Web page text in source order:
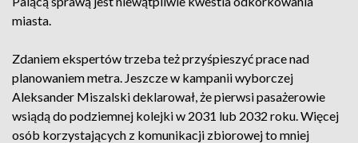
miasta.
Zdaniem ekspertów trzeba też przyśpieszyć prace nad
planowaniem metra. Jeszcze w kampanii wyborczej
Aleksander Miszalski deklarował, że pierwsi pasażerowie
wsiądą do podziemnej kolejki w 2031 lub 2032 roku. Więcej
osób korzystających z komunikacji zbiorowej to mniej